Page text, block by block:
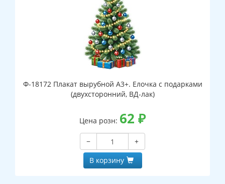
Ф-18172 Плакат вырубной А3+. Елочка с подарками
(двухсторонний, ВД-лак)
Цена розн: 62 ₽
−
+
В корзину